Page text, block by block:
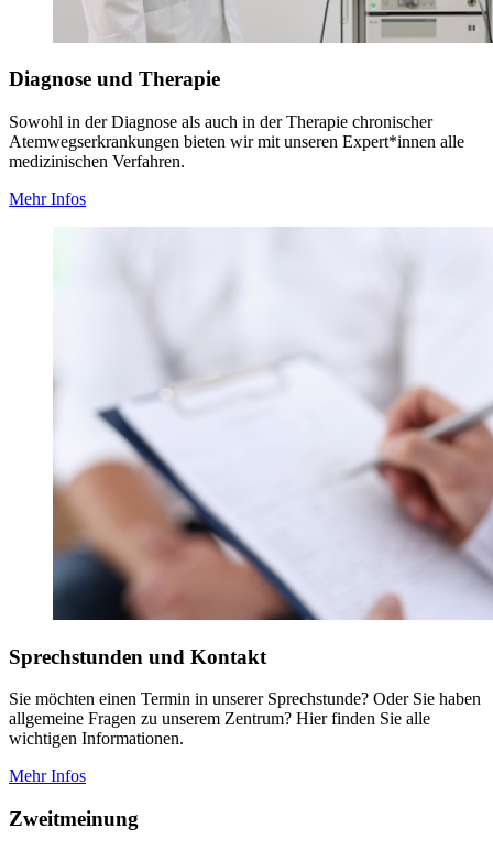
Diagnose und Therapie
Sowohl in der Diagnose als auch in der Therapie chronischer
Atemwegserkrankungen bieten wir mit unseren Expert*innen alle
medizinischen Verfahren.
Mehr Infos
Sprechstunden und Kontakt
Sie möchten einen Termin in unserer Sprechstunde? Oder Sie haben
allgemeine Fragen zu unserem Zentrum? Hier finden Sie alle
wichtigen Informationen.
Mehr Infos
Zweitmeinung